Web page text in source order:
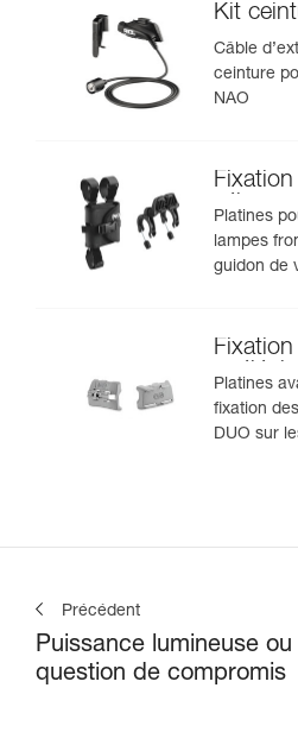
Kit
Câble
ceinture
NAO
vélo
Platines
lampes
guidon de
Platines
fixation
DUO sur
Précédent
Puissance lumineuse
question de compromis